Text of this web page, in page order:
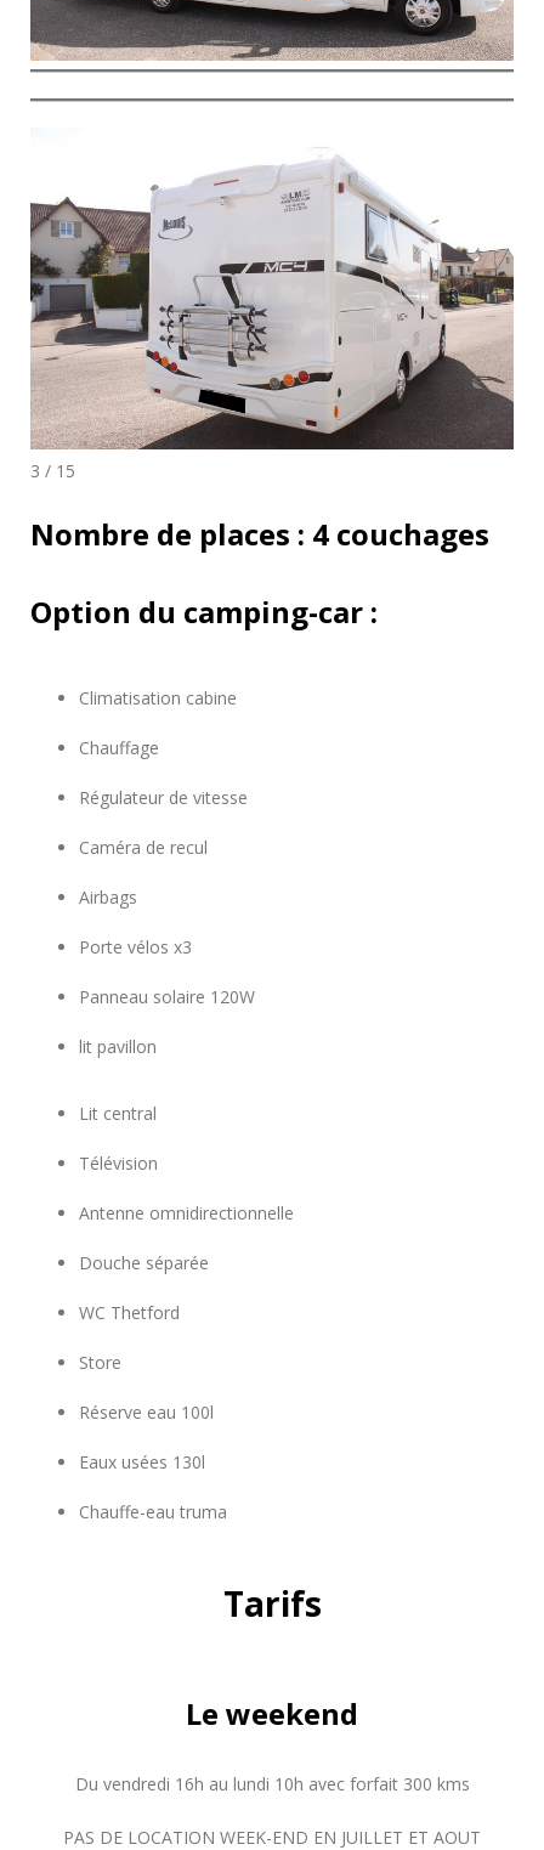
3 / 15
Nombre de places : 4 couchages
Option du camping-car :
Climatisation cabine
Chauffage
Régulateur de vitesse
Caméra de recul
Airbags
Porte vélos x3
Panneau solaire 120W
lit pavillon
Lit central
Télévision
Antenne omnidirectionnelle
Douche séparée
WC Thetford
Store
Réserve eau 100l
Eaux usées 130l
Chauffe-eau truma
Tarifs
Le weekend
Du vendredi 16h au lundi 10h avec forfait 300 kms
PAS DE LOCATION WEEK-END EN JUILLET ET AOUT